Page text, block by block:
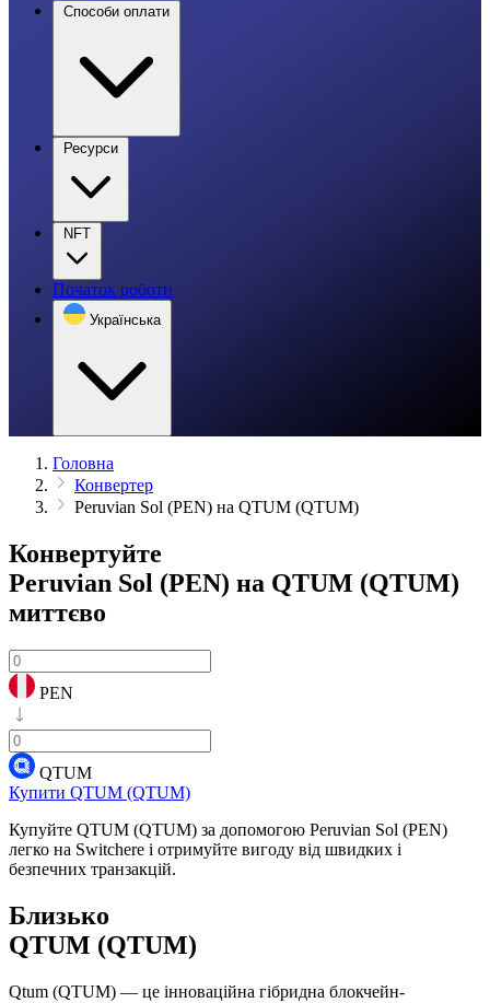
Способи оплати
Ресурси
NFT
Початок роботи
Українська
Головна
Конвертер
Peruvian Sol (PEN) на QTUM (QTUM)
Конвертуйте
Peruvian Sol (PEN) на QTUM (QTUM)
миттєво
PEN
QTUM
Купити QTUM (QTUM)
Купуйте QTUM (QTUM) за допомогою Peruvian Sol (PEN)
легко на Switchere і отримуйте вигоду від швидких і
безпечних транзакцій.
Близько
QTUM (QTUM)
Qtum (QTUM) — це інноваційна гібридна блокчейн-